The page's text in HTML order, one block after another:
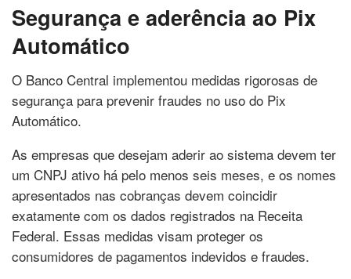
Segurança e aderência ao Pix
Automático
O Banco Central implementou medidas rigorosas de
segurança para prevenir fraudes no uso do Pix
Automático.
As empresas que desejam aderir ao sistema devem ter
um CNPJ ativo há pelo menos seis meses, e os nomes
apresentados nas cobranças devem coincidir
exatamente com os dados registrados na Receita
Federal. Essas medidas visam proteger os
consumidores de pagamentos indevidos e fraudes.